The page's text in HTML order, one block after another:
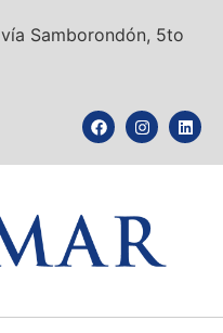
Samborondón, 5to